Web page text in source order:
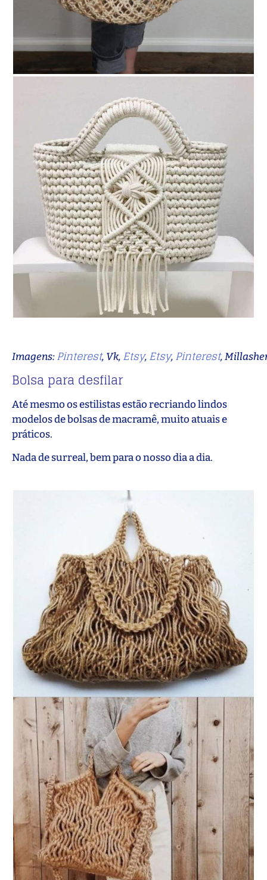
Imagens:Pinterest, Vk, Etsy, Etsy, Pinterest,
Bolsa para desfilar
Até mesmo os estilistas estão recriando lindos
modelos de bolsas de macramê, muito atuais e
práticos.
Nada de surreal, bem para o nosso dia a dia.